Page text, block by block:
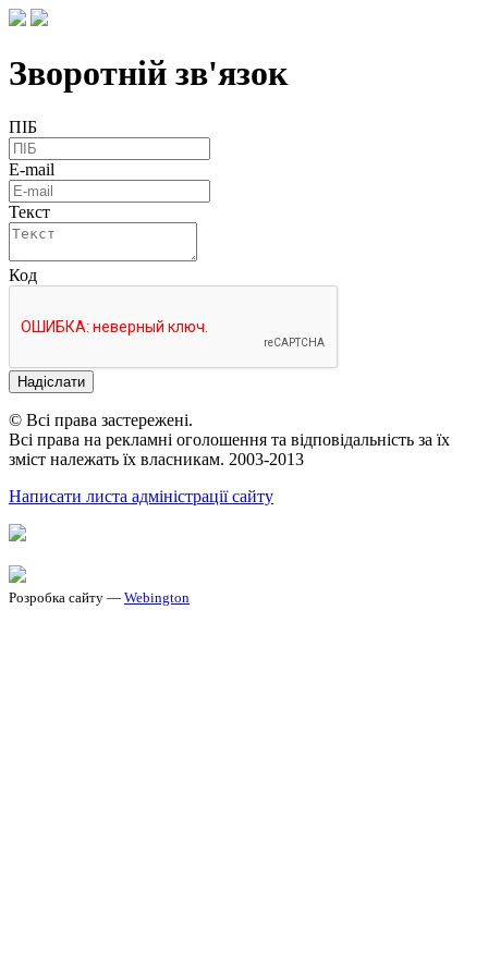
Зворотній зв'язок
ПІБ
E-mail
Текст
Код
Надіслати
© Всі права застережені.
Всі права на рекламні оголошення та відповідальність за їх
зміст належать їх власникам. 2003-2013
Написати листа адміністрації сайту
Розробка сайту — Webington